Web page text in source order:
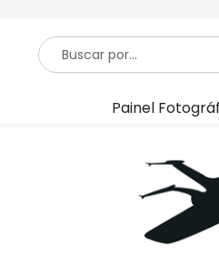
Painel